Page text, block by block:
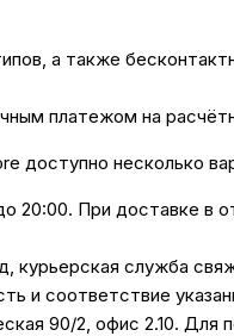
а также
платежом на
доступно несколько
20:00. При доставке в
курьерская служба
и соответствие
90/2, офис 2.10.